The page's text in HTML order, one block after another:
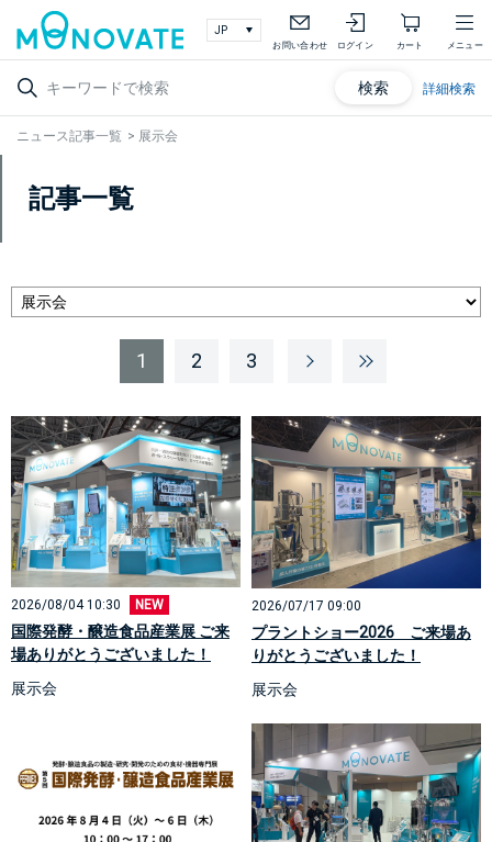
お問い合わせ ログイン カート メニュー
検索 詳細検索
ニュース記事一覧 > 展示会
記事一覧
1 2 3
2026/08/04 10:30 NEW
国際発酵・醸造食品産業展 ご来
場ありがとうございました！
展示会
2026/07/17 09:00
プラントショー2026 ご来場あ
りがとうございました！
展示会